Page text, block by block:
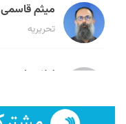
میثم قاسمی
تحریریه
لیلا حنارود